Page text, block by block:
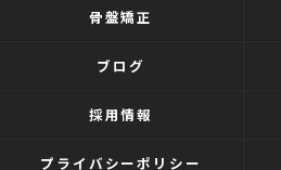
骨盤矯正
ブログ
採用情報
プライバシーポリシー